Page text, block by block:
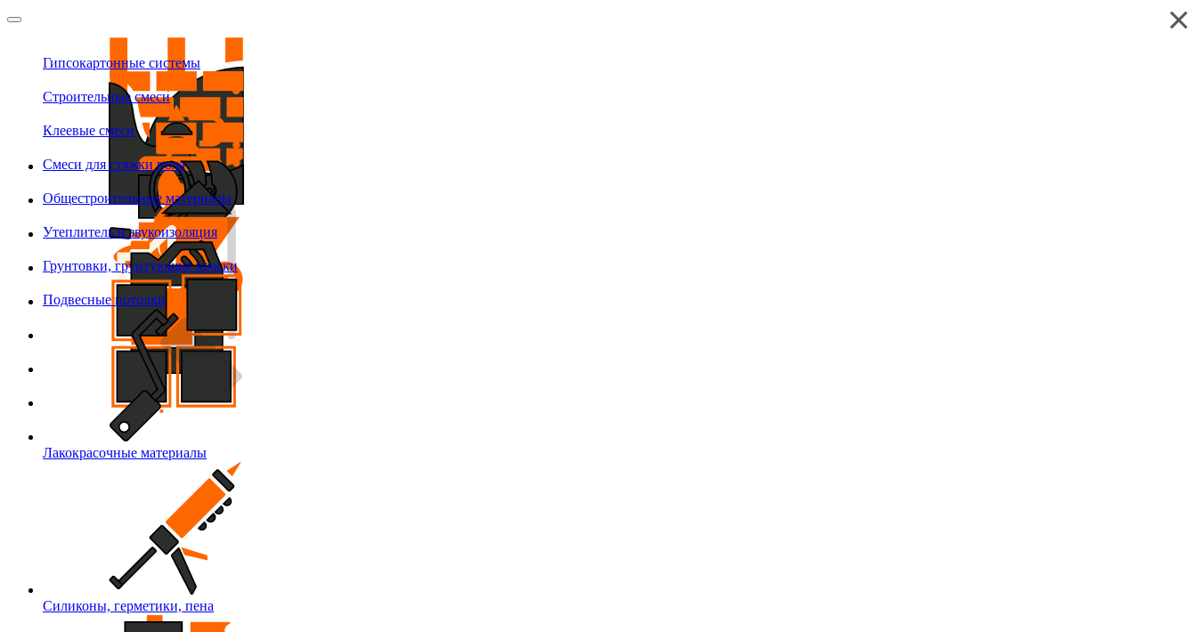
Гипсокартонные системы
Строительные смеси
Клеевые смеси
Смеси для стяжки пола
Общестроительные материалы
Утеплитель и звукоизоляция
Грунтовки, грунтующие краски
Подвесные потолки
Лакокрасочные материалы
Силиконы, герметики, пена